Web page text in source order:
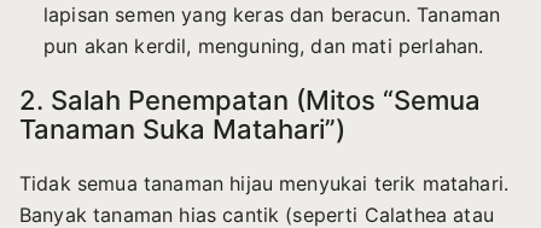
lapisan semen yang keras dan beracun. Tanaman
pun akan kerdil, menguning, dan mati perlahan.
2. Salah Penempatan (Mitos “Semua
Tanaman Suka Matahari”)
Tidak semua tanaman hijau menyukai terik matahari.
Banyak tanaman hias cantik (seperti Calathea atau